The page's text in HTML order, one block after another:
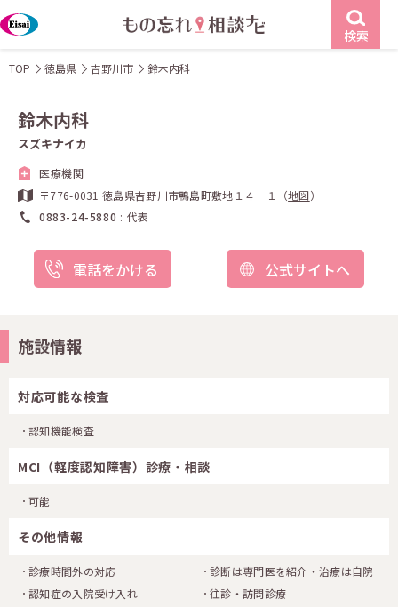
検索
TOP 徳島県 吉野川市 鈴木内科
鈴木内科
スズキナイカ
医療機関
〒776-0031 徳島県吉野川市鴨島町敷地１４－１（地図）
0883-24-5880
代表
電話をかける 公式サイトへ
施設情報
対応可能な検査
認知機能検査
MCI（軽度認知障害）診療・相談
可能
その他情報
診療時間外の対応
診断は専門医を紹介・治療は自院
認知症の入院受け入れ
往診・訪問診療